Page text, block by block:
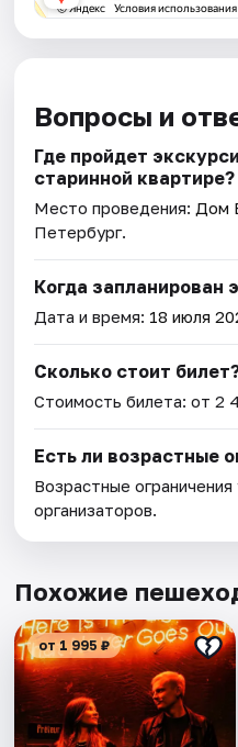
Вопросы и
Где пройдет
старинной квартире?
Место проведения: Дом
Петербург.
Когда запланирован
Дата и время: 18 июля
Сколько стоит
Стоимость билета: от 2
Есть ли возрастные
Возрастные
организаторов.
Похожие
от 1 995 ₽